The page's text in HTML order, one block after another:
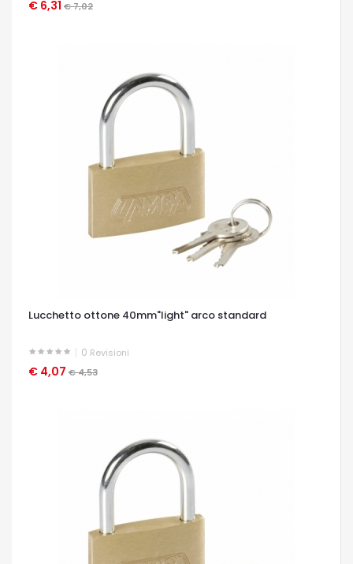
€ 6,31 € 7,02
OCCHIATA VELOCE
Lucchetto ottone 40mm"light" arco standard
0 Revisioni
€ 4,07 € 4,53
OCCHIATA VELOCE